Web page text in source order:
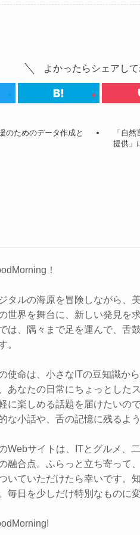
よかったらシェアして
のためのデータ作成と
「自
提供」
！
タルの海原を冒険しながら、
世界を舞台に、新しい発見を
は、隅々まで足を運んで、舌
。
使命は、小さなITの豆知識か
あなたの日常にちょっとした
に楽しめる話題を届けたいの
な小話や、舌の記憶に残るよ
Webサイトは、ITとグルメ、
融合点。ふらっと立ち寄って
いていただけたら幸いです。
毎日を少しだけ特別なものに